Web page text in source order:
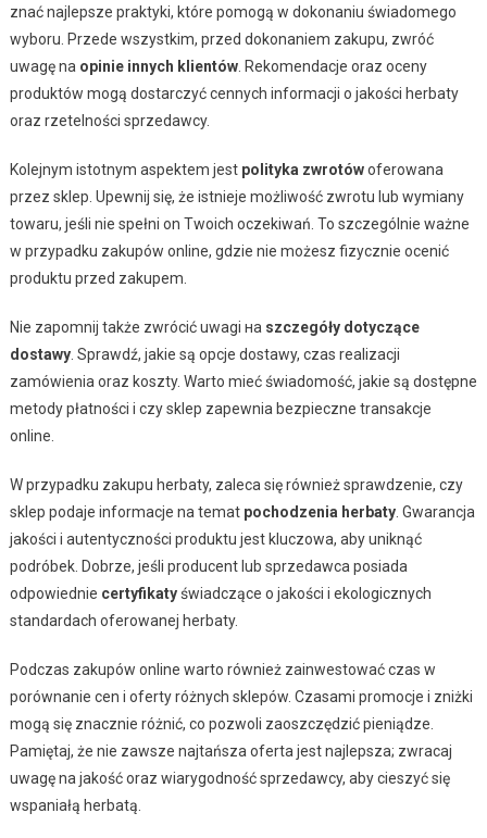
znać najlepsze praktyki, które pomogą w dokonaniu świadomego
wyboru. Przede wszystkim, przed dokonaniem zakupu, zwróć
uwagę na opinie innych klientów. Rekomendacje oraz oceny
produktów mogą dostarczyć cennych informacji o jakości herbaty
oraz rzetelności sprzedawcy.
Kolejnym istotnym aspektem jest polityka zwrotówoferowana
przez sklep. Upewnij się, że istnieje możliwość zwrotu lub wymiany
towaru, jeśli nie spełni on Twoich oczekiwań. To szczególnie ważne
w przypadku zakupów online, gdzie nie możesz fizycznie ocenić
produktu przed zakupem.
Nie zapomnij także zwrócić uwagi на szczegóły dotyczące
dostawy. Sprawdź, jakie są opcje dostawy, czas realizacji
zamówienia oraz koszty. Warto mieć świadomość, jakie są dostępne
metody płatności i czy sklep zapewnia bezpieczne transakcje
online.
W przypadku zakupu herbaty, zaleca się również sprawdzenie, czy
sklep podaje informacje na temat pochodzenia herbaty. Gwarancja
jakości i autentyczności produktu jest kluczowa, aby uniknąć
podróbek. Dobrze, jeśli producent lub sprzedawca posiada
odpowiednie certyfikatyświadczące o jakości i ekologicznych
standardach oferowanej herbaty.
Podczas zakupów online warto również zainwestować czas w
porównanie cen i oferty różnych sklepów. Czasami promocje i zniżki
mogą się znacznie różnić, co pozwoli zaoszczędzić pieniądze.
Pamiętaj, że nie zawsze najtańsza oferta jest najlepsza; zwracaj
uwagę na jakość oraz wiarygodność sprzedawcy, aby cieszyć się
wspaniałą herbatą.